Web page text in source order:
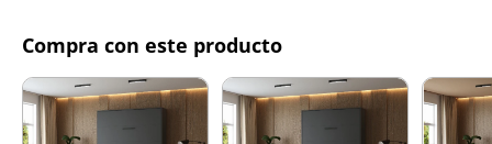
Compra con este producto